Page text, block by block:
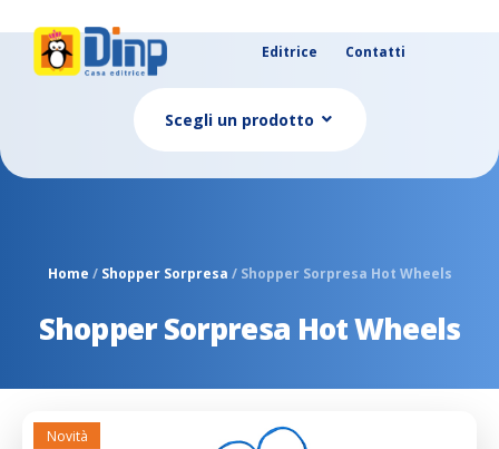
Editrice Contatti
Scegli un prodotto
Home / Shopper Sorpresa / Shopper Sorpresa Hot Wheels
Shopper Sorpresa Hot Wheels
Novità